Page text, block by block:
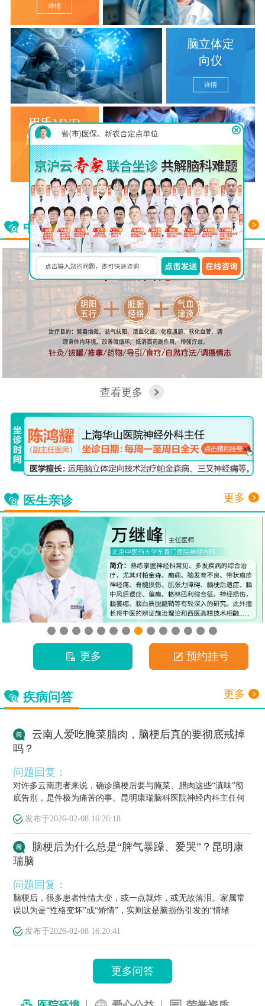
详情
脑立体定
向仪
详情
巴氏MVD
显微分离术
详情
查看更多
中西医结合看脑病 更多
查看更多
医生亲诊 更多
更多 预约挂号
疾病问答 更多
云南人爱吃腌菜腊肉，脑梗后真的要彻底戒掉
吗？
问题回复：
对许多云南患者来说，确诊脑梗后要与腌菜、腊肉这些“滇味”彻
底告别，是件极为痛苦的事。昆明康瑞脑科医院神经内科主任何
发布于2026-02-08 16:26:18
脑梗后为什么总是“脾气暴躁、爱哭”？昆明康
瑞脑
问题回复：
脑梗后，很多患者性情大变，或一点就炸，或无故落泪。家属常
误以为是“性格变坏”或“矫情”，实则这是脑损伤引发的“情绪
发布于2026-02-08 16:20:41
更多问答